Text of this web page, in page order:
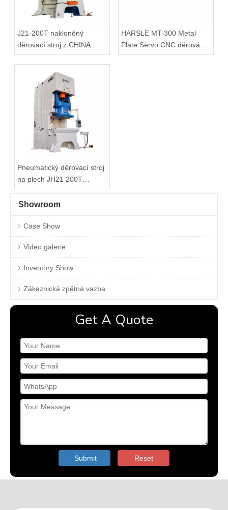
J21-200T nakloněný
děrovací stroj z CHINA
Factory
HARSLE MT-300 Metal
Plate Servo CNC děrování
věží na prodej
Pneumatický děrovací stroj
na plech JH21 200T
Vysoce přesný
Showroom
Case Show
Video galerie
Inventory Show
Zákaznická zpětná vazba
Get A Quote
Submit Reset